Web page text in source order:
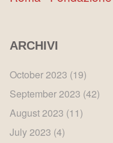
ARCHIVI
October 2023 (19)
September 2023 (42)
August 2023 (11)
July 2023 (4)